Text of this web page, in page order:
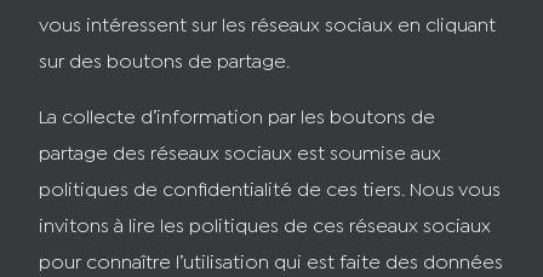
vous intéressent sur les réseaux sociaux en cliquant
sur des boutons de partage.
La collecte d’information par les boutons de
partage des réseaux sociaux est soumise aux
politiques de confidentialité de ces tiers. Nous vous
invitons à lire les politiques de ces réseaux sociaux
pour connaître l’utilisation qui est faite des données